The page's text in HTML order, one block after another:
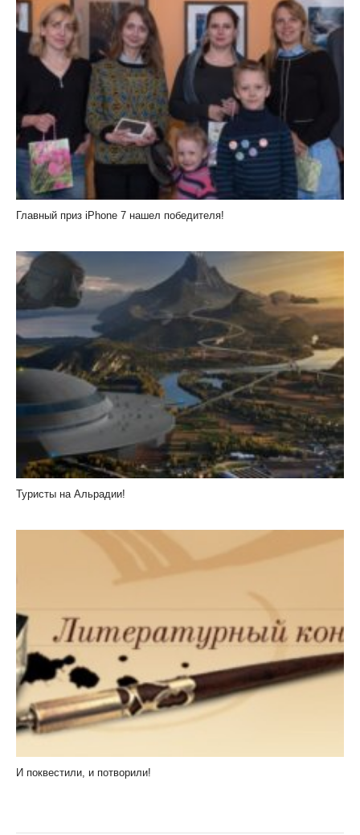
Главный приз iPhone 7 нашел победителя!
Туристы на Альрадии!
И поквестили, и потворили!